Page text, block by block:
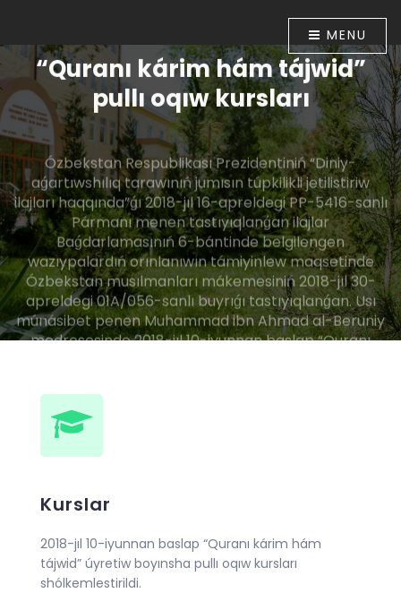
MENU
“Quranı kárim hám tájwid”
pullı oqıw kursları
Ózbekstan Respublikası Prezidentiniń “Diniy-
aǵartıwshılıq tarawınıń jumısın túpkilikli jetilistiriw
ilajları haqqında”ǵı 2018-jıl 16-apreldegi PP-5416-sanlı
Pármanı menen tastıyıqlanǵan ilajlar
Baǵdarlamasınıń 6-bántinde belgilengen
wazıypalardıń orınlanıwın támiyinlew maqsetinde
Ózbekstan musılmanları mákemesiniń 2018-jıl 30-
apreldegi 01A/056-sanlı buyrıǵı tastıyıqlanǵan. Usı
múnásibet penen Muhammad ibn Ahmad al-Beruniy
medresesinde 2018-jıl 10-iyunnan baslap “Quranı
kárim hám tájwid” úyretiw boyınsha pullı oqıw kursları
Kurslar
2018-jıl 10-iyunnan baslap “Quranı kárim hám
tájwid” úyretiw boyınsha pullı oqıw kursları
shólkemlestirildi.